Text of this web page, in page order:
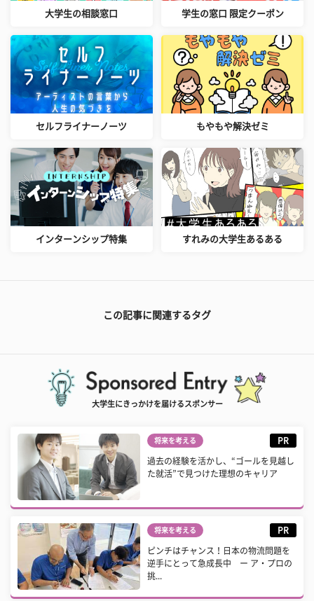
大学生の相談窓口 学生の窓口 限定クーポン
セルフライナーノーツ もやもや解決ゼミ
インターンシップ特集 すれみの大学生あるある
この記事に関連するタグ
大学生にきっかけを届けるスポンサー
将来を考える PR
過去の経験を活かし、“ゴールを見越し
た就活”で見つけた理想のキャリア
将来を考える PR
ピンチはチャンス！日本の物流問題を
逆手にとって急成長中 ー ア・プロの
挑...